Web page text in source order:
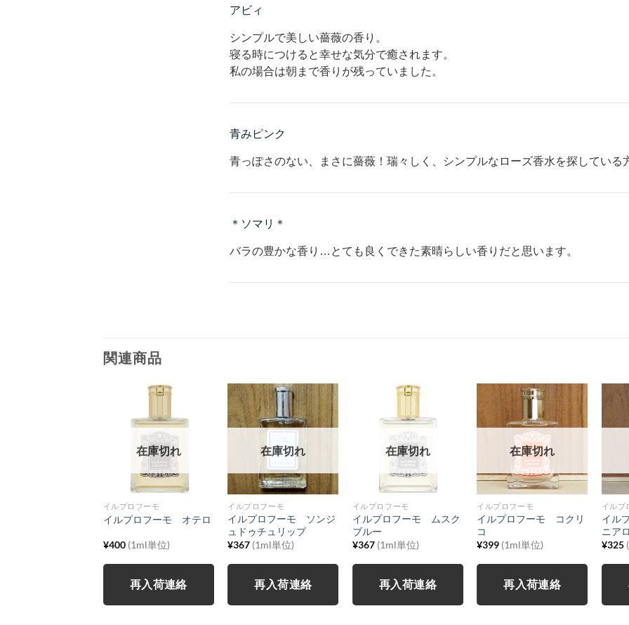
アビィ
シンプルで美しい薔薇の香り。
寝る時につけると幸せな気分で癒されます。
私の場合は朝まで香りが残っていました。
青みピンク
青っぽさのない、まさに薔薇！瑞々しく、シンプルなローズ香水を探している
＊ソマリ＊
バラの豊かな香り…とても良くできた素晴らしい香りだと思います。
関連商品
在庫切れ
イルプロフーモ
イルプロフーモ オテロ
¥400 (1ml単位)
再入荷連絡
在庫切れ
イルプロフーモ
イルプロフーモ ソンジ
ュドゥチュリップ
¥367 (1ml単位)
再入荷連絡
在庫切れ
イルプロフーモ
イルプロフーモ ムスク
ブルー
¥367 (1ml単位)
再入荷連絡
在庫切れ
イルプロフーモ
イルプロフーモ コクリ
コ
¥399 (1ml単位)
再入荷連絡
イルプ
イル
ニア
¥325